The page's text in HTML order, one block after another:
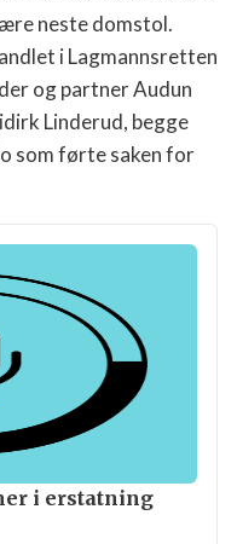
Nå gjenstår det å
har frist til 15
til Lagmannsretten
får 50% av
et annet utfall.
Ludvig
førte saken for